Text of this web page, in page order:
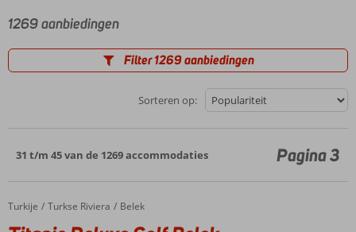
1269 aanbiedingen
Filter 1269 aanbiedingen
Sorteren op:
31 t/m 45 van de 1269 accommodaties Pagina 3
Home
Turkije Turkse Riviera Belek
Titanic Deluxe Golf Belek